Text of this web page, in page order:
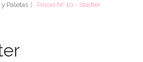
Paletas Pincel Nº 10 - Städter